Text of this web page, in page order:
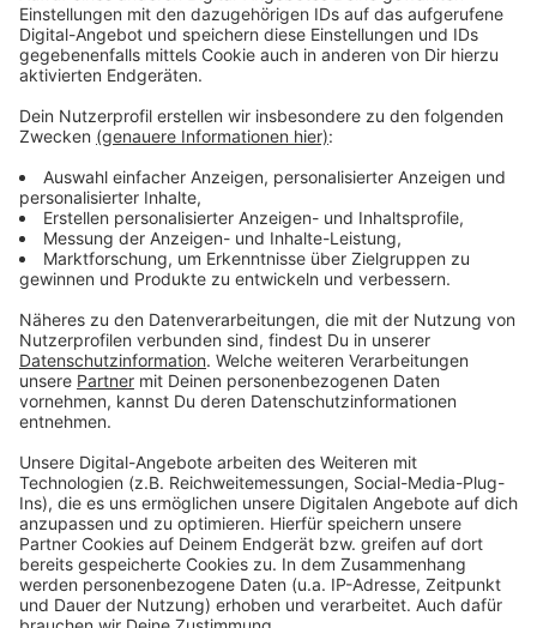
Junge den Reifen laut Polizei los. Der Reifen rollte
daraufhin die Böschung hinunter auf die Fahrbahn. Die
Fahrerin konnte ihr Auto rechtzeitig abbremsen und so
niemand, auch Sachschaden entstand nicht.
Der Junge soll etwa 10 bis 12 Jahre alt sein und
braune, etwas längere Haare haben. Eine sofort
eingeleitete Fahndung blieb ohne Erfolg. Die Polizei
Euskirchen bittet Zeugen, sich unter 02251 7990 oder
per E-Mail an
poststelle.euskirchen@polizei.nrw.de
melden.
Anzeige
Anzeige